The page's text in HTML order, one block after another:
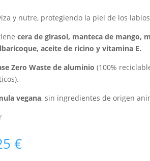
y nutre, protegiendo la piel de los
cera de girasol, manteca de mango,
aceite de ricino y vitamina E.
Zero Waste de aluminio (100%
vegana, sin ingredientes de origen
€